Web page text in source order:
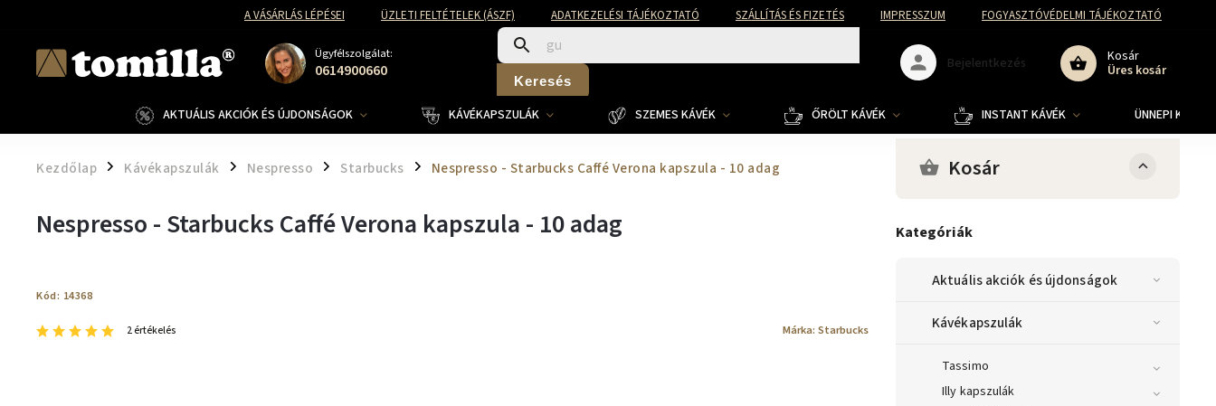
A VÁSÁRLÁS LÉPÉSEI ÜZLETI FELTÉTELEK (ÁSZF) ADATKEZELÉSI TÁJÉKOZTATÓ SZÁLLÍTÁS ÉS FIZETÉS IMPRESSZUM FOGYASZTÓVÉDELMI TÁJÉKOZTATÓ
Ügyfélszolgálat:
0614900660 Keresés
Kosár
Üres kosár
Bejelentkezés
AKTUÁLIS AKCIÓK ÉS ÚJDONSÁGOK KÁVÉKAPSZULÁK SZEMES KÁVÉK ŐRÖLT KÁVÉK INSTANT KÁVÉK ÜNNEPI
Kezdőlap / Kávékapszulák / Nespresso / Starbucks / Nespresso - Starbucks Caffé Verona kapszula - 10 adag Kosár
Kategóriák
Aktuális akciók és újdonságok
Kávékapszulák
Tassimo
Illy kapszulák
Nespresso - Starbucks Caffé Verona kapszula - 10 adag
Kód: 14368
2 értékelés Márka: Starbucks